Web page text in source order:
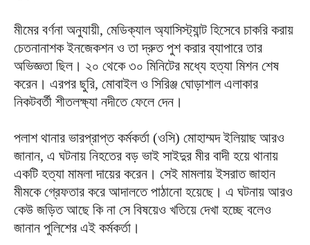
মীমের বর্ণনা অনুযায়ী, মেডিক্যাল অ্যাসিস্ট্যান্ট হিসেবে চাকরি করায়
চেতনানাশক ইনজেকশন ও তা দ্রুত পুশ করার ব্যাপারে তার
অভিজ্ঞতা ছিল। ২০ থেকে ৩০ মিনিটের মধ্যে হত্যা মিশন শেষ
করেন। এরপর ছুরি, মোবাইল ও সিরিঞ্জ ঘোড়াশাল এলাকার
নিকটবর্তী শীতলক্ষ্যা নদীতে ফেলে দেন।
পলাশ থানার ভারপ্রাপ্ত কর্মকর্তা (ওসি) মোহাম্মদ ইলিয়াছ আরও
জানান, এ ঘটনায় নিহতের বড় ভাই সাইদুর মীর বাদী হয়ে থানায়
একটি হত্যা মামলা দায়ের করেন। সেই মামলায় ইসরাত জাহান
মীমকে গ্রেফতার করে আদালতে পাঠানো হয়েছে। এ ঘটনায় আরও
কেউ জড়িত আছে কি না সে বিষয়েও খতিয়ে দেখা হচ্ছে বলেও
জানান পুলিশের এই কর্মকর্তা।